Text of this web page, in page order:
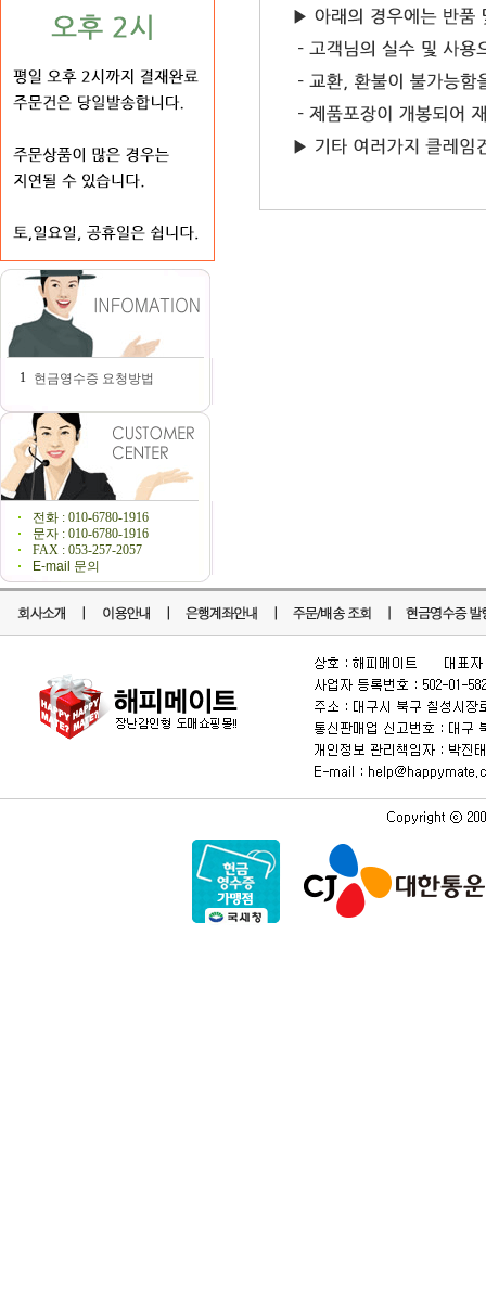
1 현금영수증 요청방법
전화 : 010-6780-1916
문자 : 010-6780-1916
FAX : 053-257-2057
E-mail 문의